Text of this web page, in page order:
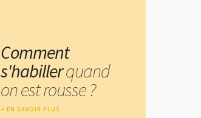
Comment
s'habillerquand
on est rousse ?
EN SAVOIR PLUS